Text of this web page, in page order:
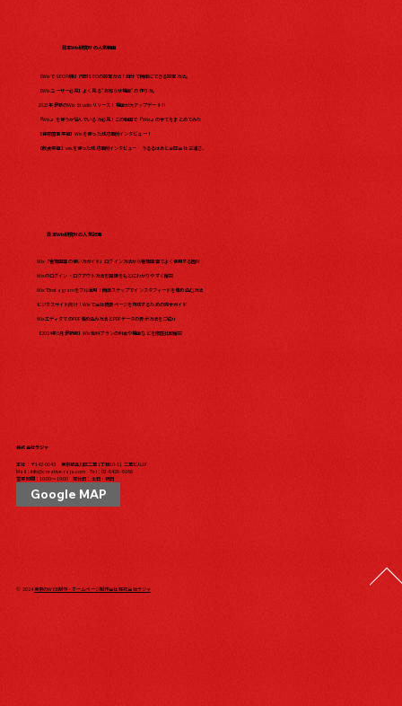
日本Wix研究所の人気動画
【WixでSEO対策】内部SEOの設定方法！自分で簡単にできる設定方法。
【Wixユーザー必見】よく見る"お知らせ機能"の作り方。
2023年最新のWix Studio リリース！機能が大アップデート?!
『Wix』を使うか悩んでいる方必見！この動画で『Wix』の全てをまとめてみた​
【保育園事業編】Wixを使った成功事例インタビュー！
【飲食業編】wixを使った成功事例インタビュー うるるはあと合同会社 三浦さ...
日本Wix研究所の人気記事
Wix「管理画面の使い方ガイド」ログイン方法から管理画面でよく使用する箇所
Wixのログイン・ログアウト方法を画像をもとにわかりやすく解説
WixでInstagramをフル活用！簡単ステップでインスタフィードを埋め込む方法
ビジネスサイト向け！Wixで会社概要ページを作成するための完全ガイド
WixエディタでのPDF埋め込み方法とPDFデータの表示方法をご紹介
【2024年5月最新版】Wix有料プランの料金や機能などを徹底比較解説
株式会社ラジャ
本社：〒142-0043 東京都品川区二葉1丁目10-11 二葉ビル1F
Mail： info@creative-raja.com Tel： 03-6426-6166
営業時間：10:00〜19:00 定休日：土日・祝日
Google MAP
© 2024東京のWEB制作・ホームページ制作会社 株式会社ラジャ